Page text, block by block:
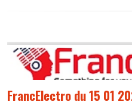
FrancElectro du 15 01